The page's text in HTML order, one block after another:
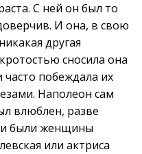
С ней он был то
И она, в свою
другая
сносила она
часто побеждала их
Наполеон сам
влюблен, разве
и были женщины
или актриса